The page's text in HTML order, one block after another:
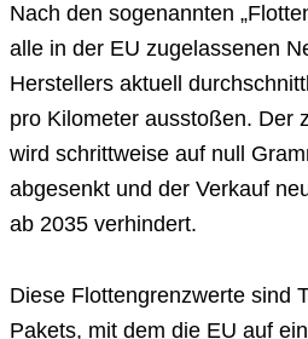
Nach den sogenannten
alle in der EU zugelassenen
Herstellers aktuell
pro Kilometer ausstoßen. Der
wird schrittweise auf null
abgesenkt und der Verkauf
ab 2035 verhindert.
Diese Flottengrenzwerte sind
Pakets, mit dem die EU auf